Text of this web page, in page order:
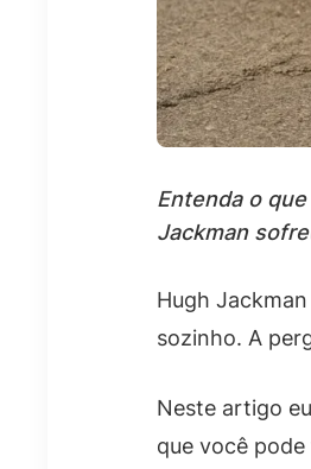
Entenda o
Jackman
Hugh
sozinho. A
Neste artigo
que você